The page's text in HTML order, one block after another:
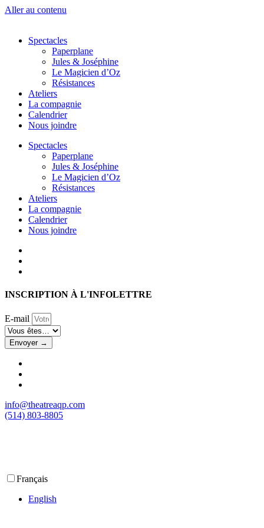
Aller au contenu
Spectacles
Paperplane
Jules & Joséphine
Le Magicien d’Oz
Résistances
Ateliers
La compagnie
Calendrier
Nous joindre
Spectacles
Paperplane
Jules & Joséphine
Le Magicien d’Oz
Résistances
Ateliers
La compagnie
Calendrier
Nous joindre
INSCRIPTION À L'INFOLETTRE
E-mail
Envoyer →
info@theatreaqp.com
(514) 803-8805
Français
English